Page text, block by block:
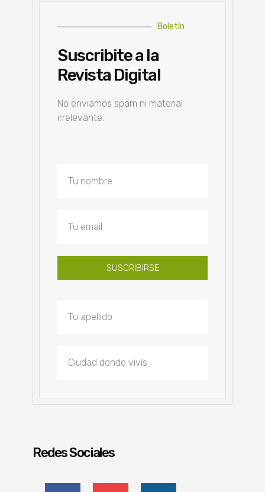
Boletín
Suscribite a la
Revista Digital
No enviamos spam ni material
irrelevante.
SUSCRIBIRSE
Redes Sociales